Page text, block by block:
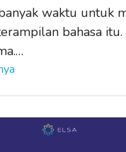
waktu untuk
bahasa itu.